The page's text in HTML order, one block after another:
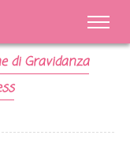
di Gravidanza